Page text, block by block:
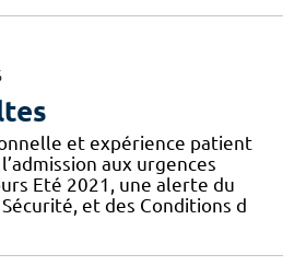
et expérience patient
aux urgences
Eté 2021, une alerte du
et des Conditions d